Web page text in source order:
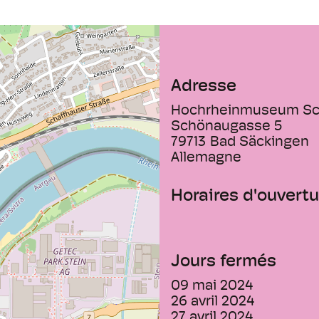
Adresse
Hochrheinmuseum
Schönaugasse 5
79713 Bad Säckingen
Allemagne
Horaires
Jours fermés
09 mai 2024
26 avril 2024